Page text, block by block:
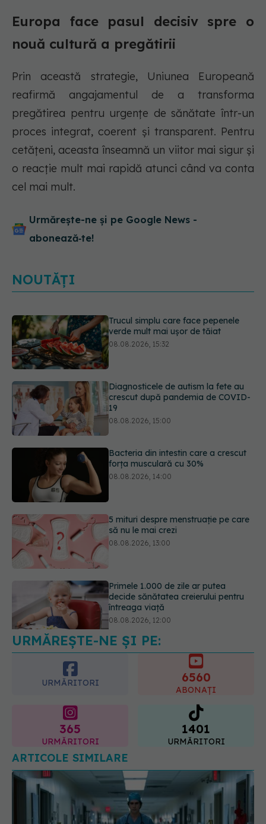
Europa face pasul decisiv spre o
nouă cultură a pregătirii
Prin această strategie, Uniunea Europeană
reafirmă angajamentul de a transforma
pregătirea pentru urgențe de sănătate într-un
proces integrat, coerent și transparent. Pentru
cetățeni, aceasta înseamnă un viitor mai sigur și
o reacție mult mai rapidă atunci când va conta
cel mai mult.
Urmărește-ne și pe Google News -
abonează‑te!
NOUTĂȚI
Diagnosticele de autism la fete au
crescut după pandemia de COVID-
19
Bacteria din intestin care a crescut
forța musculară cu 30%
08.08.2026, 14:00
5 mituri despre menstruație pe care
să nu le mai crezi
08.08.2026, 13:00
Primele 1.000 de zile ar putea
decide sănătatea creierului pentru
întreaga viață
Trucul simplu care face pepenele
verde mult mai ușor de tăiat
08.08.2026, 15:32
URMĂREȘTE-NE ȘI PE:
URMĂRITORI 6560
ABONAȚI
365
URMĂRITORI
1401
URMĂRITORI
ARTICOLE SIMILARE